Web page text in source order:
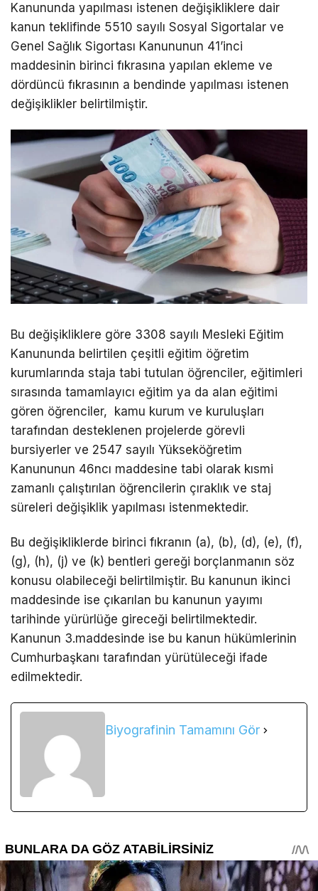
Kanununda yapılması istenen değişikliklere dair
kanun teklifinde 5510 sayılı Sosyal Sigortalar ve
Genel Sağlık Sigortası Kanununun 41’inci
maddesinin birinci fıkrasına yapılan ekleme ve
dördüncü fıkrasının a bendinde yapılması istenen
değişiklikler belirtilmiştir.
Bu değişikliklere göre 3308 sayılı Mesleki Eğitim
Kanununda belirtilen çeşitli eğitim öğretim
kurumlarında staja tabi tutulan öğrenciler, eğitimleri
sırasında tamamlayıcı eğitim ya da alan eğitimi
gören öğrenciler, kamu kurum ve kuruluşları
tarafından desteklenen projelerde görevli
bursiyerler ve 2547 sayılı Yükseköğretim
Kanununun 46ncı maddesine tabi olarak kısmi
zamanlı çalıştırılan öğrencilerin çıraklık ve staj
süreleri değişiklik yapılması istenmektedir.
Bu değişikliklerde birinci fıkranın (a), (b), (d), (e), (f),
(g), (h), (j) ve (k) bentleri gereği borçlanmanın söz
konusu olabileceği belirtilmiştir. Bu kanunun ikinci
maddesinde ise çıkarılan bu kanunun yayımı
tarihinde yürürlüğe gireceği belirtilmektedir.
Kanunun 3.maddesinde ise bu kanun hükümlerinin
Cumhurbaşkanı tarafından yürütüleceği ifade
edilmektedir.
Biyografinin Tamamını Gör